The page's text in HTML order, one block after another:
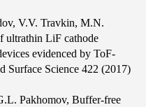
V.V. Travkin, M.N.
ultrathin LiF cathode
evidenced by ToF-
Surface Science 422 (2017)
Pakhomov, Buffer-free